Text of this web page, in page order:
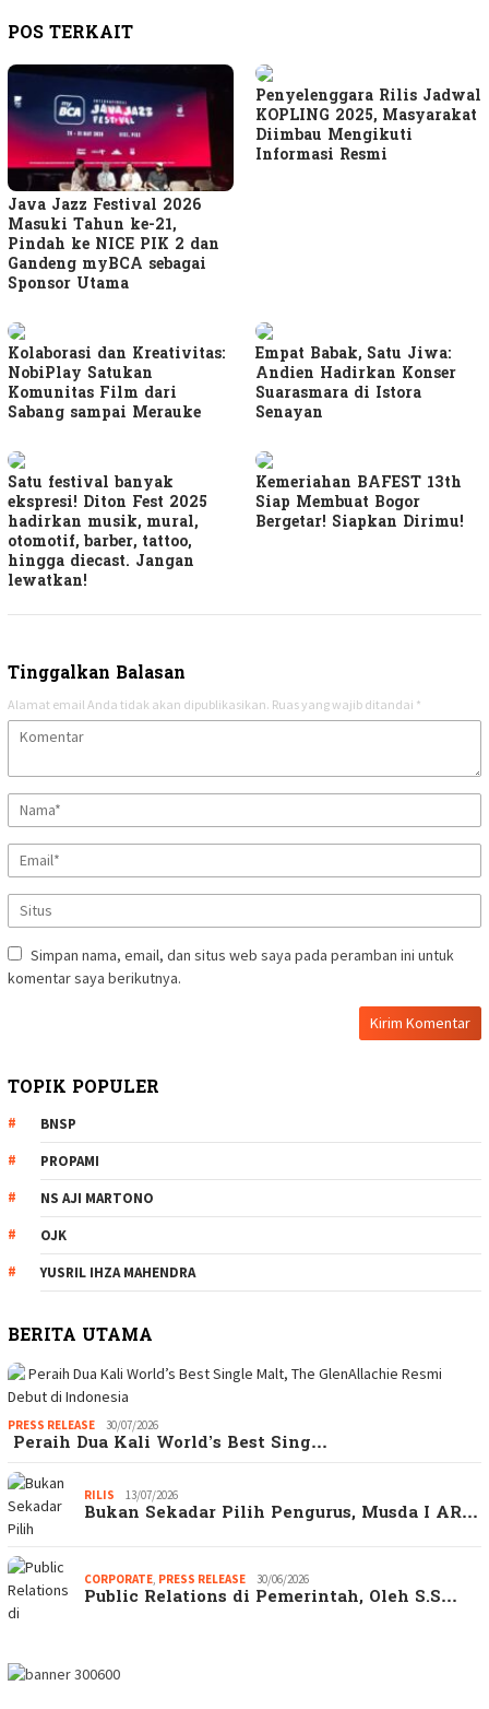
POS TERKAIT
Java Jazz Festival 2026
Masuki Tahun ke-21,
Pindah ke NICE PIK 2 dan
Gandeng myBCA sebagai
Sponsor Utama
Penyelenggara Rilis Jadwal
KOPLING 2025, Masyarakat
Diimbau Mengikuti
Informasi Resmi
Kolaborasi dan Kreativitas:
NobiPlay Satukan
Komunitas Film dari
Sabang sampai Merauke
Empat Babak, Satu Jiwa:
Andien Hadirkan Konser
Suarasmara di Istora
Senayan
Satu festival banyak
ekspresi! Diton Fest 2025
hadirkan musik, mural,
otomotif, barber, tattoo,
hingga diecast. Jangan
lewatkan!
Kemeriahan BAFEST 13th
Siap Membuat Bogor
Bergetar! Siapkan Dirimu!
Tinggalkan Balasan
Alamat email Anda tidak akan dipublikasikan. Ruas yang wajib ditandai *
Simpan nama, email, dan situs web saya pada peramban ini untuk
komentar saya berikutnya.
TOPIK POPULER
BNSP
PROPAMI
NS AJI MARTONO
OJK
YUSRIL IHZA MAHENDRA
BERITA UTAMA
PRESS RELEASE 30/07/2026
Peraih Dua Kali World’s Best Sing…
RILIS 13/07/2026
Bukan Sekadar Pilih Pengurus, Musda I AR…
CORPORATE, PRESS RELEASE 30/06/2026
Public Relations di Pemerintah, Oleh S.S…